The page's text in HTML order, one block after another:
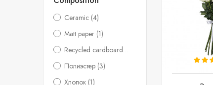
Ceramic (4)
Matt paper (1)
Recycled cardboard
(2)
Полиэстер (3)
Хлопок (1)